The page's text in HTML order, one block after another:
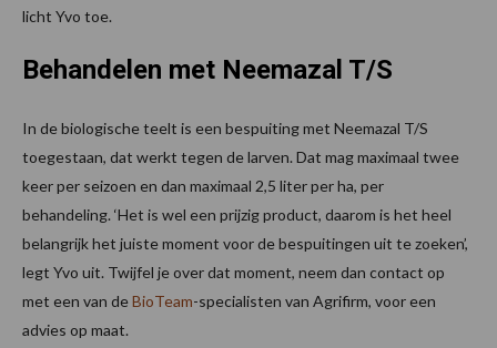
licht Yvo toe.
Behandelen met Neemazal T/S
In de biologische teelt is een bespuiting met Neemazal T/S
toegestaan, dat werkt tegen de larven. Dat mag maximaal twee
keer per seizoen en dan maximaal 2,5 liter per ha, per
behandeling. ‘Het is wel een prijzig product, daarom is het heel
belangrijk het juiste moment voor de bespuitingen uit te zoeken’,
legt Yvo uit. Twijfel je over dat moment, neem dan contact op
met een van deBioTeam-specialisten van Agrifirm, voor een
advies op maat.